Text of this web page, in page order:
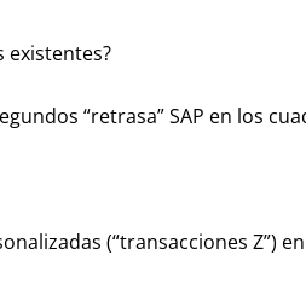
existentes?
“retrasa” SAP en los
(“transacciones Z”)